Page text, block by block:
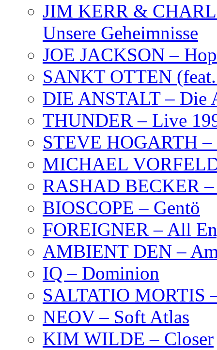
JIM KERR &
Unsere Geheimnisse
JOE JACKSON –
SANKT OTTEN
DIE ANSTALT – Die
THUNDER – Live
STEVE HOGARTH –
MICHAEL
RASHAD BECKER
BIOSCOPE – Gentö
FOREIGNER – All
AMBIENT DEN –
IQ – Dominion
SALTATIO MORTIS
NEOV – Soft Atlas
KIM WILDE – Closer